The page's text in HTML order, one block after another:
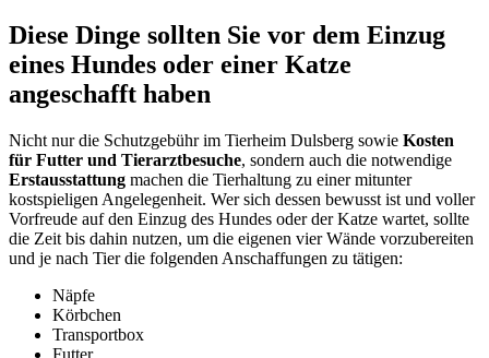
Diese Dinge sollten Sie vor dem Einzug
eines Hundes oder einer Katze
angeschafft haben
Nicht nur die Schutzgebühr im Tierheim Dulsberg sowie Kosten
für Futter und Tierarztbesuche, sondern auch die notwendige
Erstausstattung machen die Tierhaltung zu einer mitunter
kostspieligen Angelegenheit. Wer sich dessen bewusst ist und voller
Vorfreude auf den Einzug des Hundes oder der Katze wartet, sollte
die Zeit bis dahin nutzen, um die eigenen vier Wände vorzubereiten
und je nach Tier die folgenden Anschaffungen zu tätigen:
Näpfe
Körbchen
Transportbox
Futter